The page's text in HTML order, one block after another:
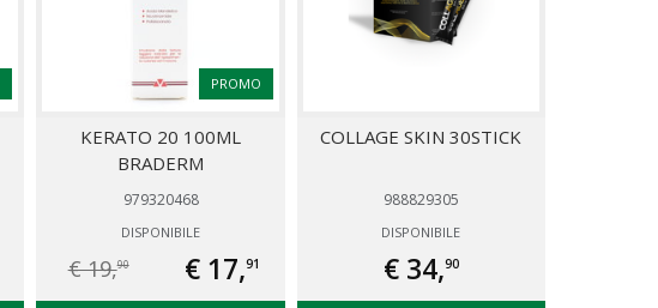
PROMO
KERATO 20 100ML
BRADERM
979320468
DISPONIBILE
€ 19,90 € 17,91
COLLAGE SKIN 30STICK
988829305
DISPONIBILE
€ 34,90